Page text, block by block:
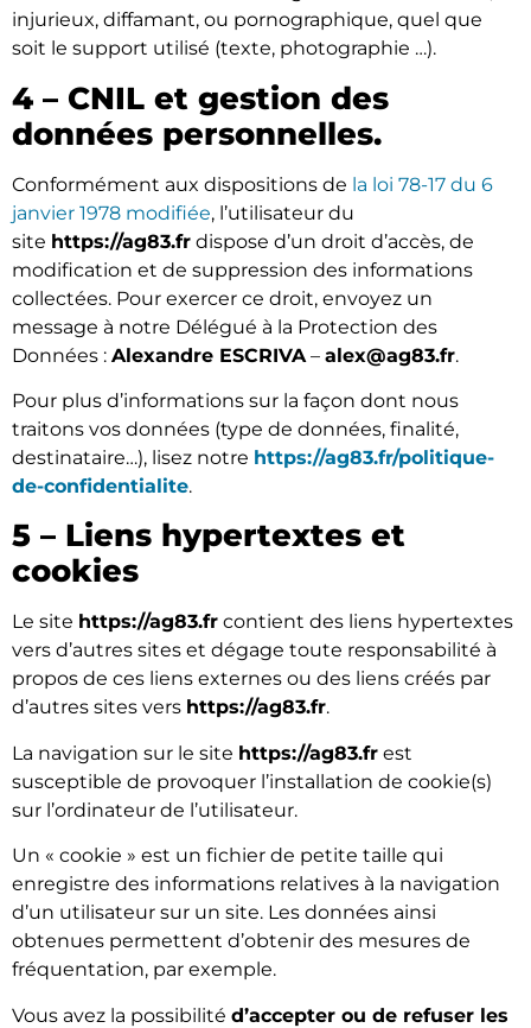
injurieux, diffamant, ou pornographique, quel que
soit le support utilisé (texte, photographie …).
4 – CNIL et gestion des
données personnelles.
Conformément aux dispositions de la loi 78-17 du 6
janvier 1978 modifiée, l’utilisateur du
site https://ag83.fr dispose d’un droit d’accès, de
modification et de suppression des informations
collectées. Pour exercer ce droit, envoyez un
message à notre Délégué à la Protection des
Données : Alexandre ESCRIVA – alex@ag83.fr.
Pour plus d’informations sur la façon dont nous
traitons vos données (type de données, finalité,
destinataire…), lisez notre https://ag83.fr/politique-
de-confidentialite.
5 – Liens hypertextes et
cookies
Le site https://ag83.fr contient des liens hypertextes
vers d’autres sites et dégage toute responsabilité à
propos de ces liens externes ou des liens créés par
d’autres sites vers https://ag83.fr.
La navigation sur le site https://ag83.fr est
susceptible de provoquer l’installation de cookie(s)
sur l’ordinateur de l’utilisateur.
Un « cookie » est un fichier de petite taille qui
enregistre des informations relatives à la navigation
d’un utilisateur sur un site. Les données ainsi
obtenues permettent d’obtenir des mesures de
fréquentation, par exemple.
Vous avez la possibilité d’accepter ou de refuser les